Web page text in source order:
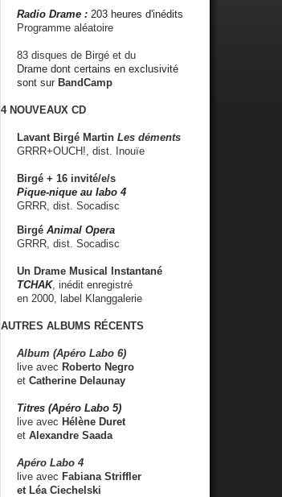
Radio Drame : 203 heures d'inédits
Programme aléatoire
83 disques de Birgé et du
Drame dont certains en exclusivité
sont sur BandCamp
4 NOUVEAUX CD
Lavant Birgé Martin Les déments
GRRR+OUCH!, dist. Inouïe
Birgé + 16 invité/e/s
Pique-nique au labo 4
GRRR, dist. Socadisc
Birgé Animal Opera
GRRR, dist. Socadisc
Un Drame Musical Instantané
TCHAK, inédit enregistré
en 2000, label Klanggalerie
AUTRES ALBUMS RÉCENTS
Album (Apéro Labo 6)
live avec Roberto Negro
et Catherine Delaunay
Titres (Apéro Labo 5)
live avec Hélène Duret
et Alexandre Saada
Apéro Labo 4
live avec Fabiana Striffler
et Léa Ciechelski